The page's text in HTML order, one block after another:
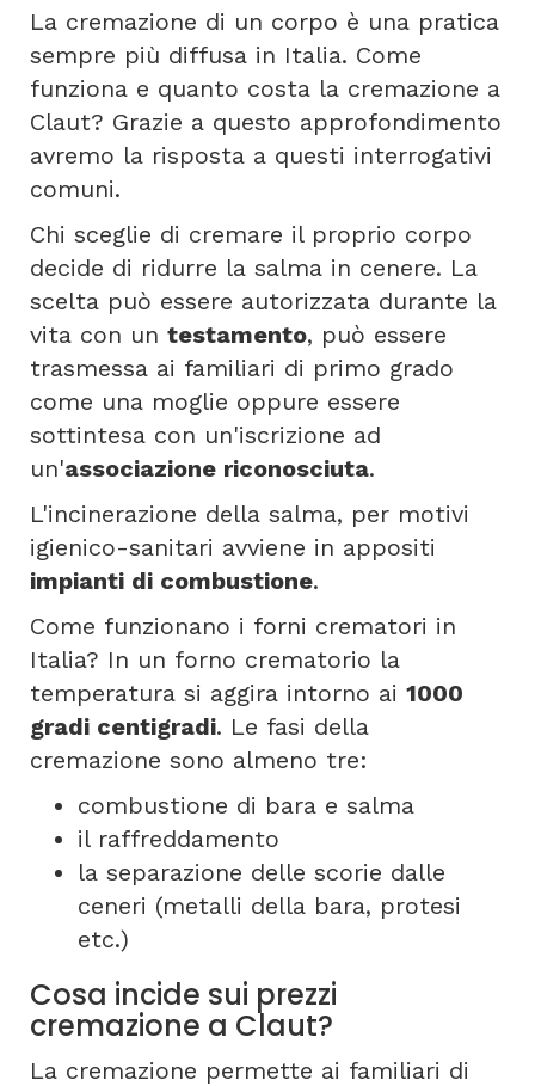
La cremazione di un corpo è una pratica
sempre più diffusa in Italia. Come
funziona e quanto costa la cremazione a
Claut? Grazie a questo approfondimento
avremo la risposta a questi interrogativi
comuni.
Chi sceglie di cremare il proprio corpo
decide di ridurre la salma in cenere. La
scelta può essere autorizzata durante la
vita con un testamento, può essere
trasmessa ai familiari di primo grado
come una moglie oppure essere
sottintesa con un'iscrizione ad
un'associazione riconosciuta.
L'incinerazione della salma, per motivi
igienico-sanitari avviene in appositi
impianti di combustione.
Come funzionano i forni crematori in
Italia? In un forno crematorio la
temperatura si aggira intorno ai 1000
gradi centigradi. Le fasi della
cremazione sono almeno tre:
combustione di bara e salma
il raffreddamento
la separazione delle scorie dalle
ceneri (metalli della bara, protesi
etc.)
Cosa incide sui prezzi
cremazione a Claut?
La cremazione permette ai familiari di